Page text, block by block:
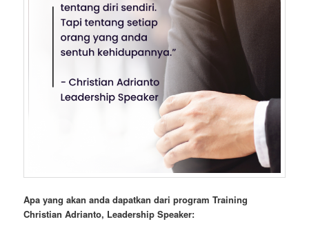
Apa yang akan anda dapatkan dari program Training
Christian Adrianto, Leadership Speaker: